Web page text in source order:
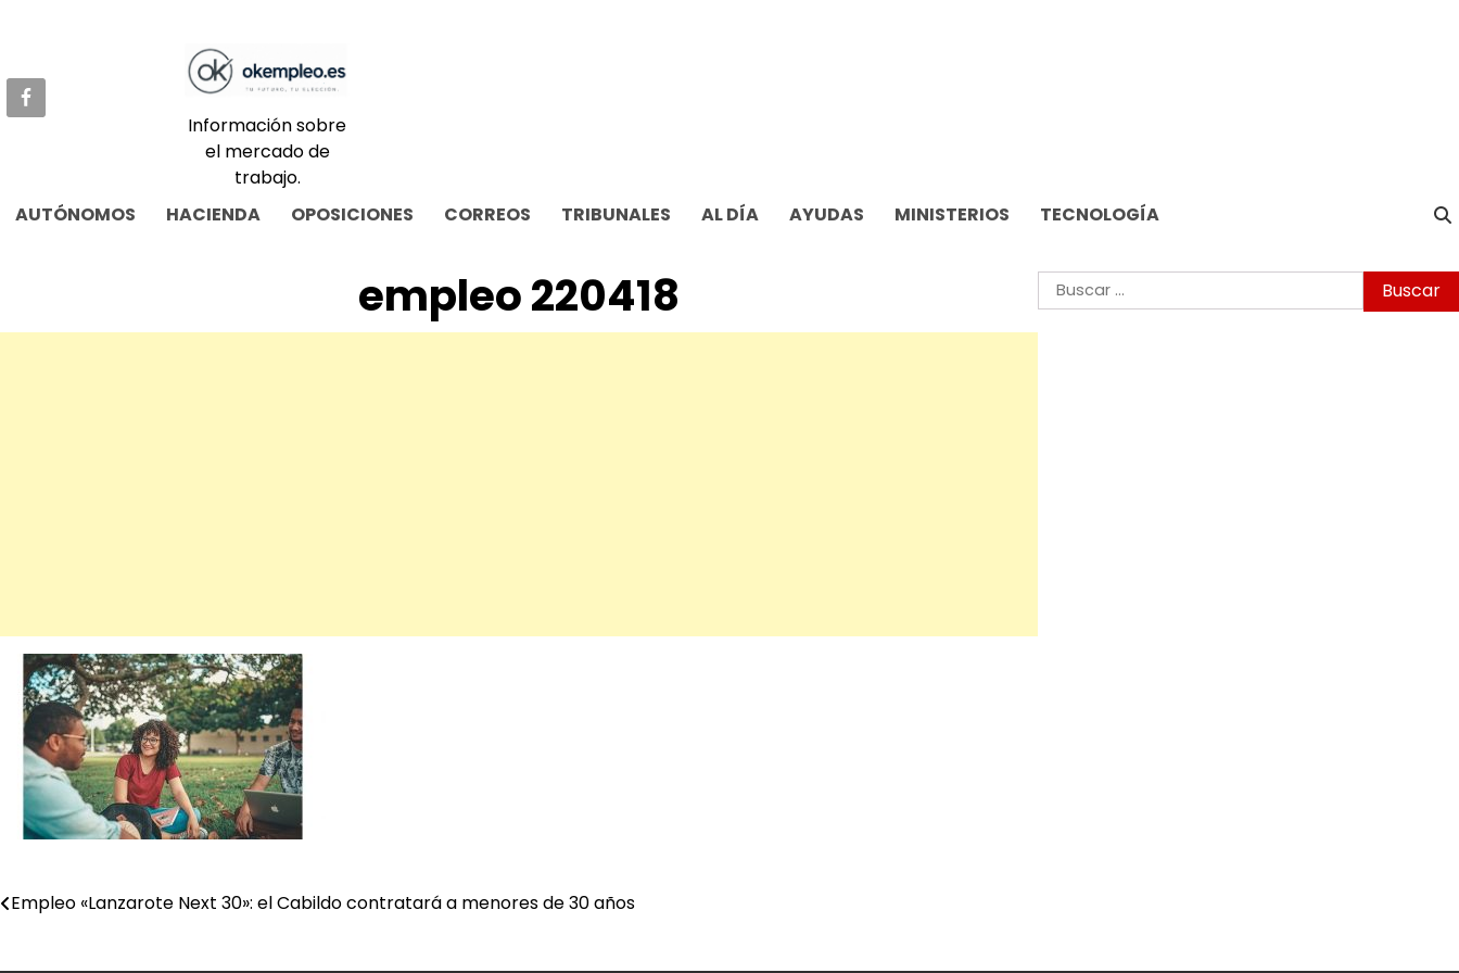
Información sobre
el mercado de
trabajo.
AUTÓNOMOS
HACIENDA OPOSICIONES CORREOS TRIBUNALES AL DÍA AYUDAS MINISTERIOS TECNOLOGÍA
empleo 220418
Navegación
Empleo «Lanzarote Next 30»: el Cabildo contratará a menores de 30 años
Buscar: